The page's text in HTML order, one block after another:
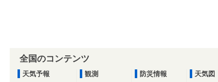
全国のコンテンツ
天気予報
観測
防災情報
天気図